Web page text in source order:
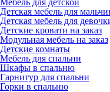
Мебель для детской
Детская мебель для
Детская мебель для
Детские кровати на заказ
Модульная мебель на заказ
Детские комнаты
Мебель для спальни
Шкафы в спальню
Гарнитур для спальни
Горки в спальню